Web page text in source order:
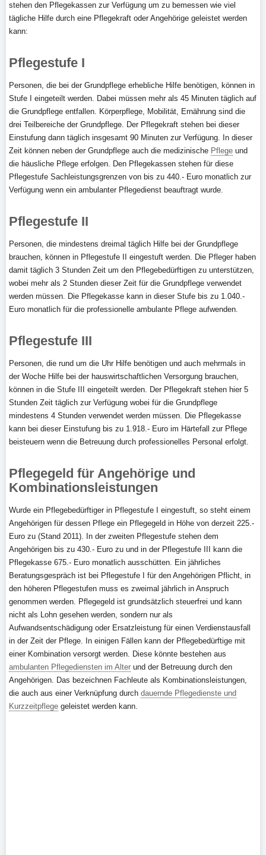
stehen den Pflegekassen zur Verfügung um zu bemessen wie viel
tägliche Hilfe durch eine Pflegekraft oder Angehörige geleistet werden
kann:
Pflegestufe I
Personen, die bei der Grundpflege erhebliche Hilfe benötigen, können in
Stufe I eingeteilt werden. Dabei müssen mehr als 45 Minuten täglich auf
die Grundpflege entfallen. Körperpflege, Mobilität, Ernährung sind die
drei Teilbereiche der Grundpflege. Der Pflegekraft stehen bei dieser
Einstufung dann täglich insgesamt 90 Minuten zur Verfügung. In dieser
Zeit können neben der Grundpflege auch die medizinische Pflege und
die häusliche Pflege erfolgen. Den Pflegekassen stehen für diese
Pflegestufe Sachleistungsgrenzen von bis zu 440.- Euro monatlich zur
Verfügung wenn ein ambulanter Pflegedienst beauftragt wurde.
Pflegestufe II
Personen, die mindestens dreimal täglich Hilfe bei der Grundpflege
brauchen, können in Pflegestufe II eingestuft werden. Die Pfleger haben
damit täglich 3 Stunden Zeit um den Pflegebedürftigen zu unterstützen,
wobei mehr als 2 Stunden dieser Zeit für die Grundpflege verwendet
werden müssen. Die Pflegekasse kann in dieser Stufe bis zu 1.040.-
Euro monatlich für die professionelle ambulante Pflege aufwenden.
Pflegestufe III
Personen, die rund um die Uhr Hilfe benötigen und auch mehrmals in
der Woche Hilfe bei der hauswirtschaftlichen Versorgung brauchen,
können in die Stufe III eingeteilt werden. Der Pflegekraft stehen hier 5
Stunden Zeit täglich zur Verfügung wobei für die Grundpflege
mindestens 4 Stunden verwendet werden müssen. Die Pflegekasse
kann bei dieser Einstufung bis zu 1.918.- Euro im Härtefall zur Pflege
beisteuern wenn die Betreuung durch professionelles Personal erfolgt.
Pflegegeld für Angehörige und
Kombinationsleistungen
Wurde ein Pflegebedürftiger in Pflegestufe I eingestuft, so steht einem
Angehörigen für dessen Pflege ein Pflegegeld in Höhe von derzeit 225.-
Euro zu (Stand 2011). In der zweiten Pflegestufe stehen dem
Angehörigen bis zu 430.- Euro zu und in der Pflegestufe III kann die
Pflegekasse 675.- Euro monatlich ausschütten. Ein jährliches
Beratungsgespräch ist bei Pflegestufe I für den Angehörigen Pflicht, in
den höheren Pflegestufen muss es zweimal jährlich in Anspruch
genommen werden. Pflegegeld ist grundsätzlich steuerfrei und kann
nicht als Lohn gesehen werden, sondern nur als
Aufwandsentschädigung oder Ersatzleistung für einen Verdienstausfall
in der Zeit der Pflege. In einigen Fällen kann der Pflegebedürftige mit
einer Kombination versorgt werden. Diese könnte bestehen aus
ambulanten Pflegediensten im Alter und der Betreuung durch den
Angehörigen. Das bezeichnen Fachleute als Kombinationsleistungen,
die auch aus einer Verknüpfung durch dauernde Pflegedienste und
Kurzzeitpflege geleistet werden kann.